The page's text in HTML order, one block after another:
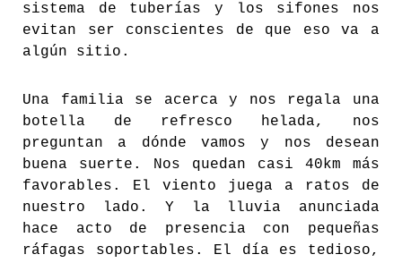
sistema de tuberías y los sifones nos
evitan ser conscientes de que eso va a
algún sitio.
Una familia se acerca y nos regala una
botella de refresco helada, nos
preguntan a dónde vamos y nos desean
buena suerte. Nos quedan casi 40km más
favorables. El viento juega a ratos de
nuestro lado. Y la lluvia anunciada
hace acto de presencia con pequeñas
ráfagas soportables. El día es tedioso,